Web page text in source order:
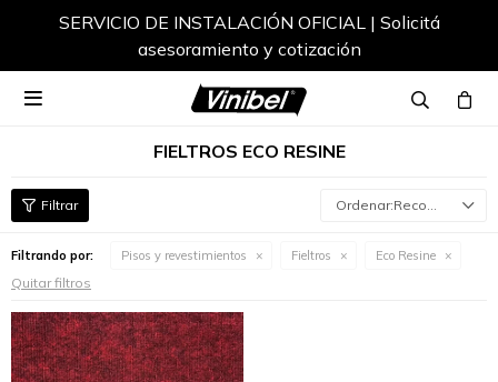
SERVICIO DE INSTALACIÓN OFICIAL | Solicitá
asesoramiento y cotización

FIELTROS ECO RESINE
Recomendados
Filtrando por: Pisos y revestimientos Fieltros Eco Resine
Quitar filtros